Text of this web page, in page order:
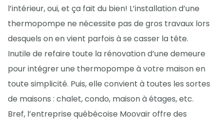
l’intérieur, oui, et ça fait du bien! L’installation d’une
thermopompe ne nécessite pas de gros travaux lors
desquels on en vient parfois à se casser la tête.
Inutile de refaire toute la rénovation d’une demeure
pour intégrer une thermopompe à votre maison en
toute simplicité. Puis, elle convient à toutes les sortes
de maisons : chalet, condo, maison à étages, etc.
Bref, l’entreprise québécoise Moovair offre des